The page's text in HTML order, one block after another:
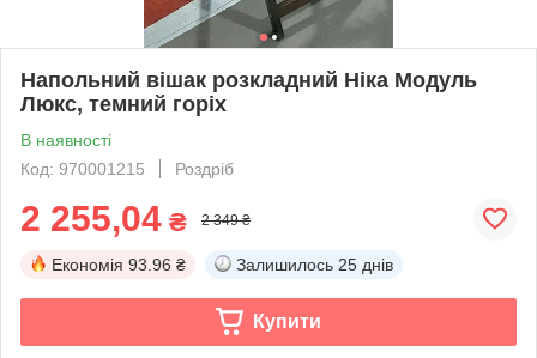
Напольний вішак розкладний Ніка Модуль
Люкс, темний горіх
В наявності
Код: 970001215
Роздріб
2 255,04 ₴ 2 349 ₴
Економія 93.96 ₴ Залишилось 25 днів
Купити